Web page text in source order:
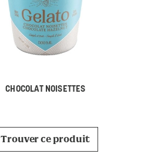
CHOCOLAT NOISETTES
Trouver ce produit